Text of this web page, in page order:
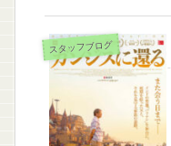
スタッフブログ